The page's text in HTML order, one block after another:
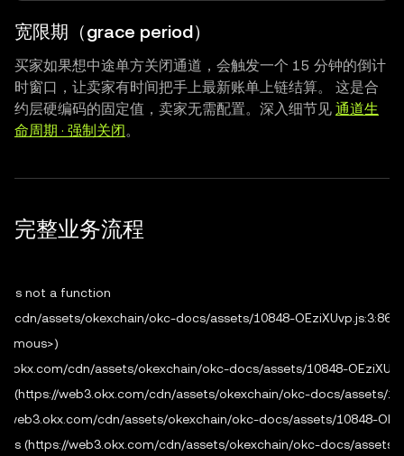
宽限期（grace period）
买家如果想中途单方关闭通道，会触发一个 15 分钟的倒计
时窗口，让卖家有时间把手上最新账单上链结算。 这是合
约层硬编码的固定值，卖家无需配置。深入细节见 通道生
命周期 · 强制关闭。
完整业务流程
is not a function
cdn/assets/okexchain/okc-docs/assets/10848-
cdn/assets/okexchain/okc-docs/assets/10848-
(https://web3.okx.com/cdn/assets/okexchain/okc-docs/assets/
web3.okx.com/cdn/assets/okexchain/okc-docs/assets/10848-
(https://web3.okx.com/cdn/assets/okexchain/okc-docs/assets/